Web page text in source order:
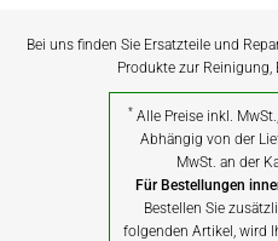
Bei uns finden Sie Ersatzteile und
Produkte zur Reinigung,
* Alle Preise inkl.
Abhängig von der
MwSt. an der
Für Bestellungen
Bestellen Sie
folgenden Artikel, wird